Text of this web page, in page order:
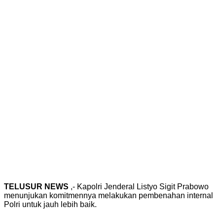
TELUSUR NEWS ,- Kapolri Jenderal Listyo Sigit Prabowo
menunjukan komitmennya melakukan pembenahan internal
Polri untuk jauh lebih baik.